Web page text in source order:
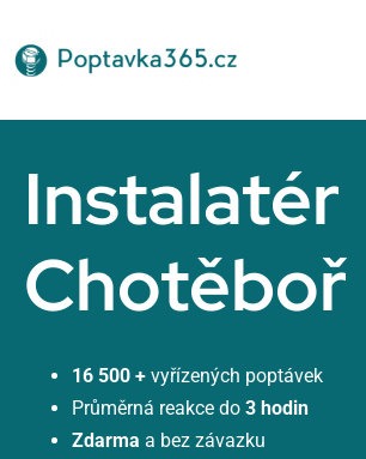
na
obsah
Instalatér
Chotěboř
16 500 + vyřízených poptávek
Průměrná reakce do 3 hodin
Zdarma a bez závazku